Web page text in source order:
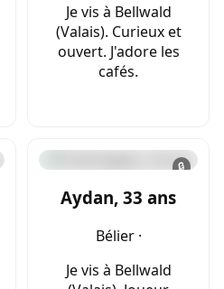
Je vis à Bellwald
(Valais). Curieux et
ouvert. J'adore les
cafés.
🔒
Aydan, 33 ans
Bélier ·
Je vis à Bellwald